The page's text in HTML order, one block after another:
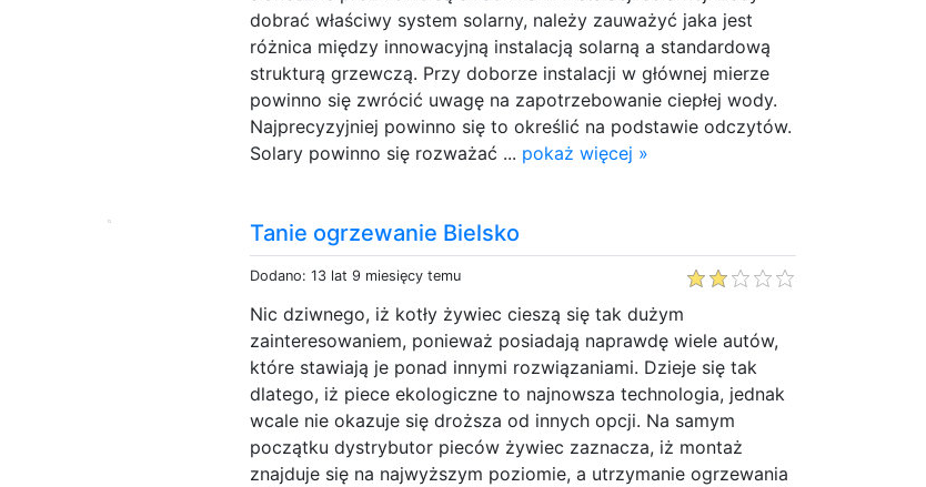
dobrać właściwy system solarny, należy zauważyć jaka jest
różnica między innowacyjną instalacją solarną a standardową
strukturą grzewczą. Przy doborze instalacji w głównej mierze
powinno się zwrócić uwagę na zapotrzebowanie ciepłej wody.
Najprecyzyjniej powinno się to określić na podstawie odczytów.
Solary powinno się rozważać ... pokaż więcej »
Tanie ogrzewanie Bielsko
Dodano: 13 lat 9 miesięcy temu
Nic dziwnego, iż kotły żywiec cieszą się tak dużym
zainteresowaniem, ponieważ posiadają naprawdę wiele autów,
które stawiają je ponad innymi rozwiązaniami. Dzieje się tak
dlatego, iż piece ekologiczne to najnowsza technologia, jednak
wcale nie okazuje się droższa od innych opcji. Na samym
początku dystrybutor pieców żywiec zaznacza, iż montaż
znajduje się na najwyższym poziomie, a utrzymanie ogrzewania